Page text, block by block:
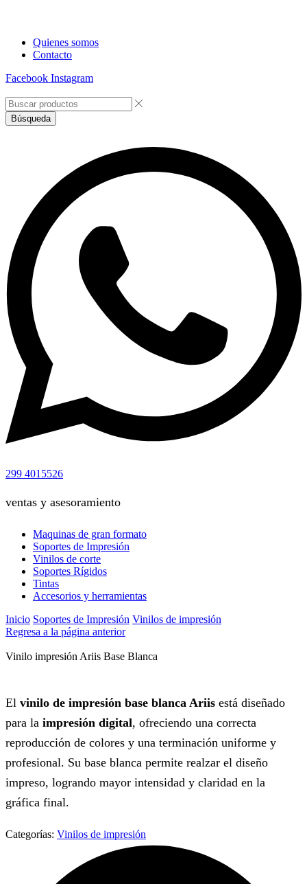
Quienes somos
Contacto
Facebook Instagram
Búsqueda
299 4015526
ventas y asesoramiento
Maquinas de gran formato
Soportes de Impresión
Vinilos de corte
Soportes Rígidos
Tintas
Accesorios y herramientas
Inicio Soportes de Impresión Vinilos de impresión
Regresa a la página anterior
Vinilo impresión Ariis Base Blanca
El vinilo de impresión base blanca Ariis está diseñado
para la impresión digital, ofreciendo una correcta
reproducción de colores y una terminación uniforme y
profesional. Su base blanca permite realzar el diseño
impreso, logrando mayor intensidad y claridad en la
gráfica final.
Categorías: Vinilos de impresión